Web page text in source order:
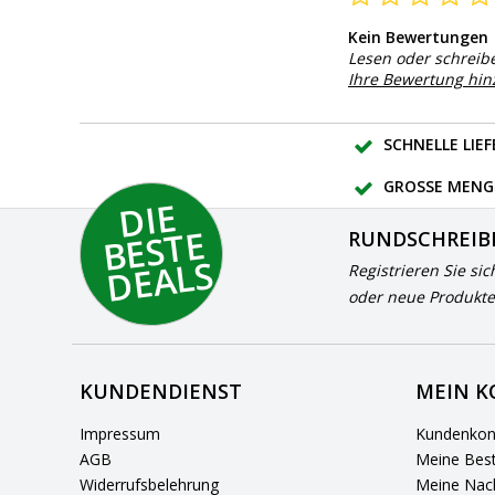
Kein Bewertungen
Lesen oder
Ihre Bewertung
SCHNELLE
GROSSE
DI
E
B
E
S
T
E
D
E
A
L
S
Registrieren Sie
oder neue Produkte
KUNDENDIENST
Impressum
AGB
Widerrufsbelehrung
MEIN
Meine
Meine